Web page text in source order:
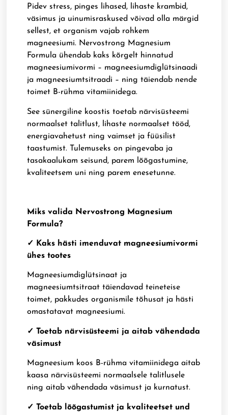
Pidev stress, pinges lihased, lihaste krambid,
väsimus ja uinumisraskused võivad olla märgid
sellest, et organism vajab rohkem
magneesiumi. Nervostrong Magnesium
Formula ühendab kaks kõrgelt hinnatud
magneesiumivormi – magneesiumdiglütsinaadi
ja magneesiumtsitraadi – ning täiendab nende
toimet B-rühma vitamiinidega.
See sünergiline koostis toetab närvisüsteemi
normaalset talitlust, lihaste normaalset tööd,
energiavahetust ning vaimset ja füüsilist
taastumist. Tulemuseks on pingevaba ja
tasakaalukam seisund, parem lõõgastumine,
kvaliteetsem uni ning parem enesetunne.
Miks valida Nervostrong Magnesium
Formula?
✓ Kaks hästi imenduvat magneesiumivormi
ühes tootes
Magneesiumdiglütsinaat ja
magneesiumtsitraat täiendavad teineteise
toimet, pakkudes organismile tõhusat ja hästi
omastatavat magneesiumi.
✓ Toetab närvisüsteemi ja aitab vähendada
väsimust
Magneesium koos B-rühma vitamiinidega aitab
kaasa närvisüsteemi normaalsele talitlusele
ning aitab vähendada väsimust ja kurnatust.
✓ Toetab lõõgastumist ja kvaliteetset und